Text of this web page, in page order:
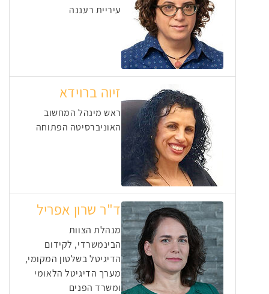
עיריית רעננה
זיוה ברוידא
ראש מינהל המחשוב
האוניברסיטה הפתוחה
ד"ר שרון אפריל
מנהלת הצוות
הבינמשרדי, לקידום
הדיגיטל בשלטון המקומי,
מערך הדיגיטל הלאומי
ומשרד הפנים